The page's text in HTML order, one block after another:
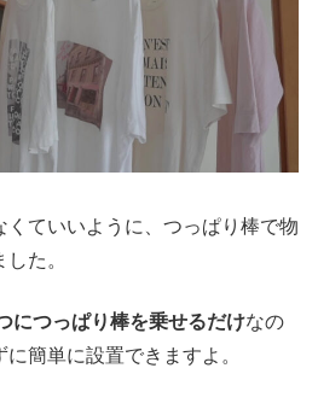
くていいように、つっぱり棒で物
た。
につっぱり棒を乗せるだけなの
簡単に設置できますよ。